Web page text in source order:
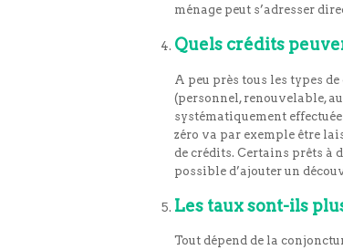
ménage peut s’adresser
Quels crédits
A peu près tous les types
(personnel, renouvelable,
systématiquement
zéro va par exemple être
de crédits. Certains prêts à
possible d’ajouter un
Les taux sont-ils
Tout dépend de la